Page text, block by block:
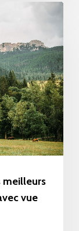
meilleurs
vue